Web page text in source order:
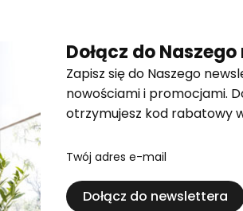
Dołącz do
Zapisz się do Naszego
nowościami i promocjami.
otrzymujesz kod rabatowy
Twój adres e-mail
Dołącz do newslettera